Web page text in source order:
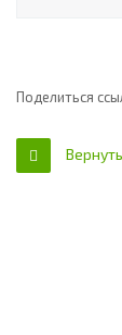
Поделиться